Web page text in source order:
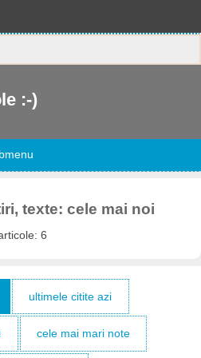
:-)
texte: cele mai noi
6
ultimele citite azi
cele mai mari note